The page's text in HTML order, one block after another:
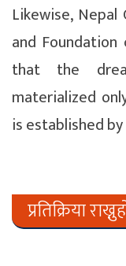
Likewise,
and Foundation
that the
materialized
is established
प्रतिक्रिया